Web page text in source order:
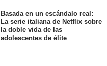
Basada en un escándalo real:
La serie italiana de Netflix sobre
la doble vida de las
adolescentes de élite